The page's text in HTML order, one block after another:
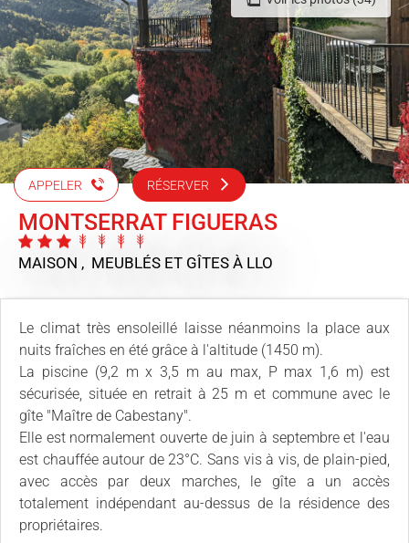
APPELER RÉSERVER
MONTSERRAT FIGUERAS
MAISON , MEUBLÉS ET GÎTES À LLO
Le climat très ensoleillé laisse néanmoins la place aux
nuits fraîches en été grâce à l'altitude (1450 m).
La piscine (9,2 m x 3,5 m au max, P max 1,6 m) est
sécurisée, située en retrait à 25 m et commune avec le
gîte "Maître de Cabestany".
Elle est normalement ouverte de juin à septembre et l'eau
est chauffée autour de 23°C. Sans vis à vis, de plain-pied,
avec accès par deux marches, le gîte a un accès
totalement indépendant au-dessus de la résidence des
propriétaires.